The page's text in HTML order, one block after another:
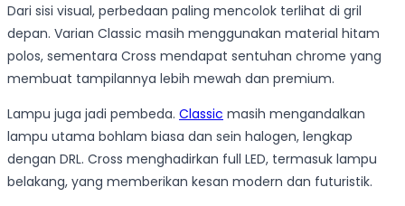
Dari sisi visual, perbedaan paling mencolok terlihat di gril
depan. Varian Classic masih menggunakan material hitam
polos, sementara Cross mendapat sentuhan chrome yang
membuat tampilannya lebih mewah dan premium.
Lampu juga jadi pembeda. Classic masih mengandalkan
lampu utama bohlam biasa dan sein halogen, lengkap
dengan DRL. Cross menghadirkan full LED, termasuk lampu
belakang, yang memberikan kesan modern dan futuristik.